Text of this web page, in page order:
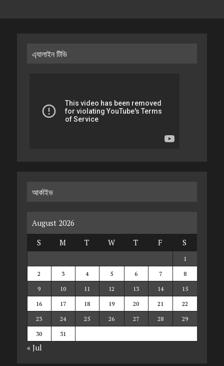
এ্যালাইন টিভি
আর্কাইভ
August 2026
S
M T W T F S
1
2
3 4 5 6 7
8
9
10 11 12 13 14
15
16
17 18 19 20 21
22
23
24 25 26 27 28
29
30
31
« Jul